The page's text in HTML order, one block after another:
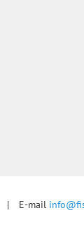
| E-mail